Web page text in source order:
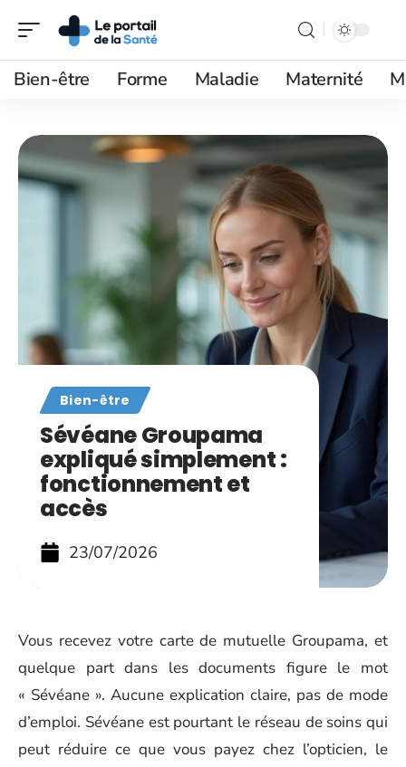
Bien-être Forme Maladie Maternité
Bien-être
Sévéane Groupama
expliqué simplement :
fonctionnement et
accès
23/07/2026
Vous recevez votre carte de mutuelle Groupama, et
quelque part dans les documents figure le mot
« Sévéane ». Aucune explication claire, pas de mode
d’emploi. Sévéane est pourtant le réseau de soins qui
peut réduire ce que vous payez chez l’opticien, le